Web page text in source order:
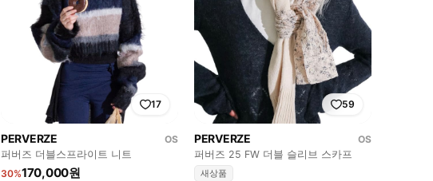
17
PERVERZE
OS
퍼버즈 더블스프라이트 니트
30%170,000원
59
PERVERZE
OS
퍼버즈 25 FW 더블 슬리브 스카프
새상품